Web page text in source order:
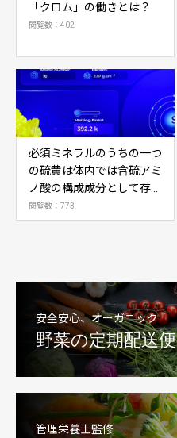
「クロム」の働きとは？
閲覧数：402
必須ミネラルのうちの一つ
の硫黄は体内では含硫アミ
ノ酸の構成成分として存在
する
閲覧数：773
安全安心、オーガニック
野菜の定期配送便
管理栄養士監修